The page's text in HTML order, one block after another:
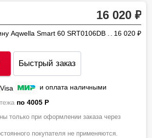
16 020
Aqwella Smart 60 SRT0106DB 16 020
Быстрый заказ
и оплата наличными
по 4005 P
только при оформлении заказа через
покупателя не применяются.